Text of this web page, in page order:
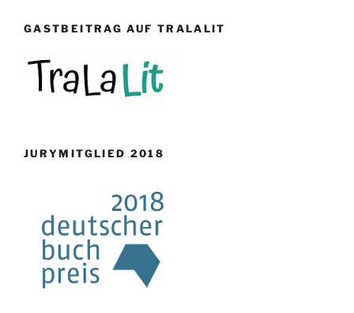
GASTBEITRAG AUF TRALALIT
JURYMITGLIED 2018